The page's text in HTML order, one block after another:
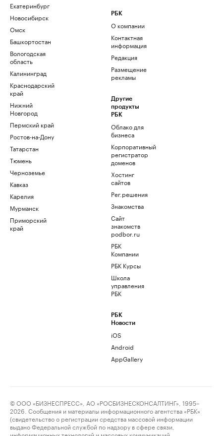
Екатеринбург
Новосибирск
Омск
Башкортостан
Вологодская
область
Калининград
Краснодарский
край
Нижний
Новгород
Пермский край
Ростов-на-Дону
Татарстан
Тюмень
Черноземье
Кавказ
Карелия
Мурманск
Приморский
край
РБК
О компании
Контактная
информация
Редакция
Размещение
рекламы
Другие
продукты
РБК
Облако для
бизнеса
Корпоративный
регистратор
доменов
Хостинг
сайтов
Рег.решения
Знакомства
Сайт
знакомств
podbor.ru
РБК
Компании
РБК Курсы
Школа
управления
РБК
РБК
Новости
iOS
Android
AppGallery
© ООО «БИЗНЕСПРЕСС», АО «РОСБИЗНЕСКОНСАЛТИНГ», 1995–
2026. Сообщения и материалы информационного агентства «РБК»
(свидетельство о регистрации средства массовой информации
выдано Федеральной службой по надзору в сфере связи,